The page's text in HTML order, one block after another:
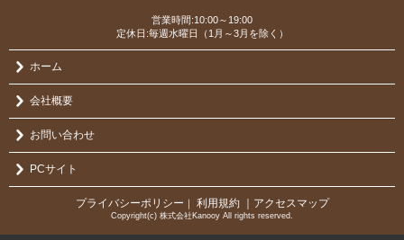
営業時間:10:00～19:00
定休日:毎週水曜日（1月～3月を除く）
ホーム
会社概要
お問い合わせ
PCサイト
プライバシーポリシー ｜ 利用規約 ｜アクセスマップ
Copyright(c) 株式会社Kanooy All rights reserved.